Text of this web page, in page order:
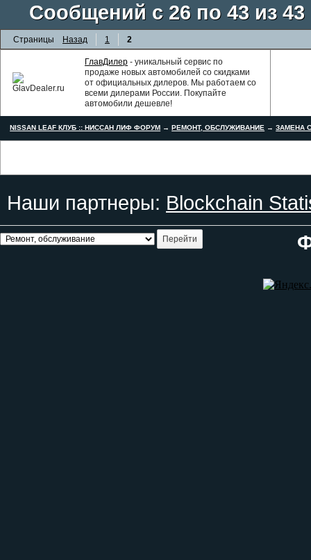
Сообщений с 26 по 43 из 43
Страницы Назад 1 2
ГлавДилер - уникальный сервис по
продаже новых автомобилей со скидками
от официальных дилеров. Мы работаем со
всеми дилерами России. Покупайте
автомобили дешевле!
NISSAN LEAF КЛУБ :: НИССАН ЛИФ ФОРУМ →РЕМОНТ, ОБСЛУЖИВАНИЕ →ЗАМЕНА
Наши партнеры: Blockchain